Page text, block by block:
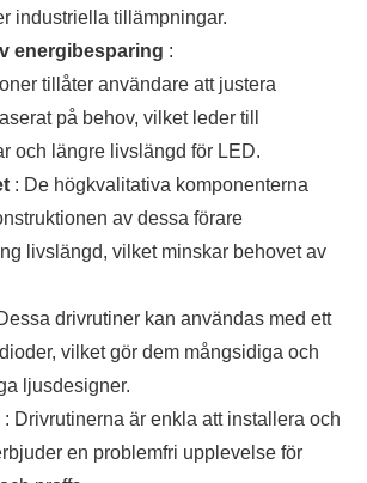
industriella tillämpningar.
energibesparing :
tillåter användare att justera
på behov, vilket leder till
och längre livslängd för LED.
: De högkvalitativa komponenterna
av dessa förare
livslängd, vilket minskar behovet av
drivrutiner kan användas med ett
vilket gör dem mångsidiga och
ljusdesigner.
: Drivrutinerna är enkla att installera och
en problemfri upplevelse för